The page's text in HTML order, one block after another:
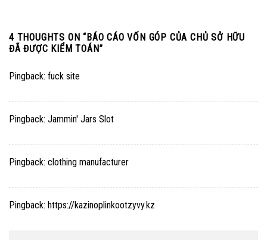
4 THOUGHTS ON “BÁO CÁO VỐN GÓP CỦA CHỦ SỞ HỮU
ĐÃ ĐƯỢC KIỂM TOÁN”
Pingback: fuck site
Pingback: Jammin' Jars Slot
Pingback: clothing manufacturer
Pingback: https://kazinoplinkootzyvy.kz